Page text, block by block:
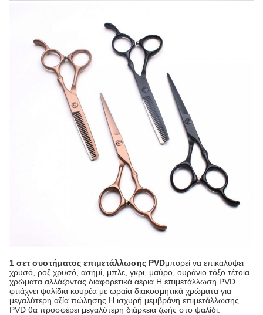
1 σετ συστήματος επιμετάλλωσης PVDμπορεί να επικαλύψει
χρυσό, ροζ χρυσό, ασημί, μπλε, γκρι, μαύρο, ουράνιο τόξο τέτοια
χρώματα αλλάζοντας διαφορετικά αέρια.Η επιμετάλλωση PVD
φτιάχνει ψαλίδια κουρέα με ωραία διακοσμητικά χρώματα για
μεγαλύτερη αξία πώλησης.Η ισχυρή μεμβράνη επιμετάλλωσης
PVD θα προσφέρει μεγαλύτερη διάρκεια ζωής στο ψαλίδι.